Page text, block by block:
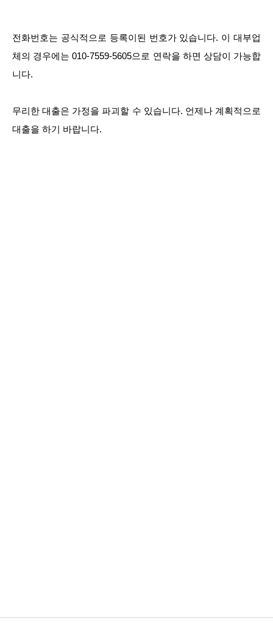
전화번호는 공식적으로 등록이된 번호가 있습니다. 이 대부업
체의 경우에는 010-7559-5605으로 연락을 하면 상담이 가능합
니다.
무리한 대출은 가정을 파괴할 수 있습니다. 언제나 계획적으로
대출을 하기 바랍니다.